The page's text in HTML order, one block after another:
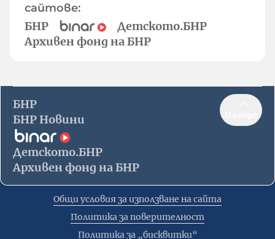
сайтове:
БНР
Детското.БНР
Архивен фонд на БНР
БНР
БНР Новини
Детското.БНР
Архивен фонд на БНР
Общи условия за използване на сайта
Политика за поверителност
Политика за „бисквитки“